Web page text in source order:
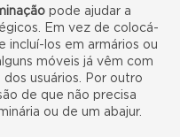
pode ajudar a
Em vez de colocá-
incluí-los em armários ou
móveis já vêm com
usuários. Por outro
de que não precisa
ou de um abajur.